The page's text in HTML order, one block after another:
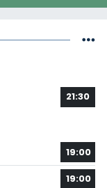
21:30
19:00
19:00